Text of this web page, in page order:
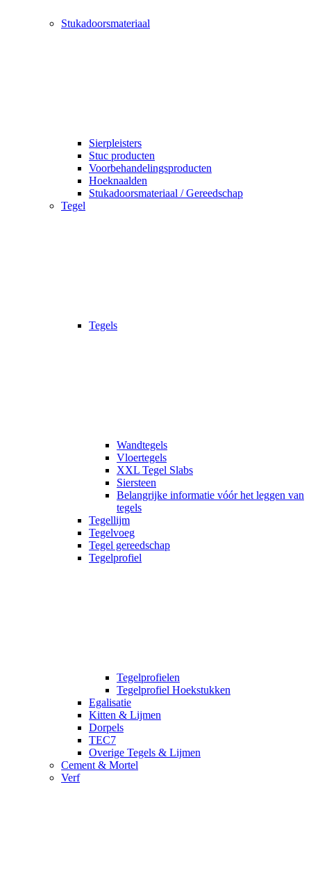
Stukadoorsmateriaal
Sierpleisters
Stuc producten
Voorbehandelingsproducten
Hoeknaalden
Stukadoorsmateriaal / Gereedschap
Tegel
Tegels
Wandtegels
Vloertegels
XXL Tegel Slabs
Siersteen
Belangrijke informatie vóór het leggen van
tegels
Tegellijm
Tegelvoeg
Tegel gereedschap
Tegelprofiel
Tegelprofielen
Tegelprofiel Hoekstukken
Egalisatie
Kitten & Lijmen
Dorpels
TEC7
Overige Tegels & Lijmen
Cement & Mortel
Verf